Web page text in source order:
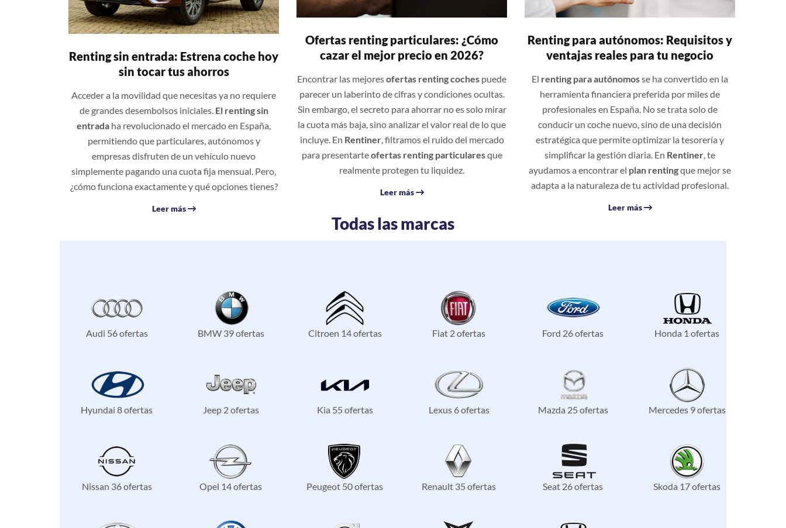
Renting sin entrada: Estrena coche hoy
sin tocar tus ahorros
Acceder a la movilidad que necesitas ya no requiere
de grandes desembolsos iniciales. El renting sin
entrada ha revolucionado el mercado en España,
permitiendo que particulares, autónomos y
empresas disfruten de un vehículo nuevo
simplemente pagando una cuota fija mensual. Pero,
¿cómo funciona exactamente y qué opciones tienes?
Leer más
Ofertas renting particulares: ¿Cómo
cazar el mejor precio en 2026?
Encontrar las mejoresofertas renting coches puede
parecer un laberinto de cifras y condiciones ocultas.
Sin embargo, el secreto para ahorrar no es solo mirar
la cuota más baja, sino analizar el valor real de lo que
incluye. En Rentiner, filtramos el ruido del mercado
para presentarteofertas renting particularesque
realmente protegen tu liquidez.
Leer más
Renting para autónomos: Requisitos y
ventajas reales para tu negocio
El renting para autónomosse ha convertido en la
herramienta financiera preferida por miles de
profesionales en España. No se trata solo de
conducir un coche nuevo, sino de una decisión
estratégica que permite optimizar la tesorería y
simplificar la gestión diaria. En Rentiner, te
ayudamos a encontrar el plan rentingque mejor se
adapta a la naturaleza de tu actividad profesional.
Leer más
Todas las marcas
Audi 56 ofertas BMW 39 ofertas Citroen 14 ofertas Fiat 2 ofertas Ford 26 ofertas Honda 1 ofertas
Hyundai 8 ofertas Jeep 2 ofertas Kia 55 ofertas Lexus 6 ofertas Mazda 25 ofertas Mercedes 9 ofertas
Nissan 36 ofertas Opel 14 ofertas Peugeot 50 ofertas Renault 35 ofertas Seat 26 ofertas Skoda 17 ofertas